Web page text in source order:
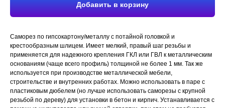
Добавить в корзину
Саморез по гипсокартону/металлу с потайной головкой и
крестообразным шлицем. Имеет мелкий, правый шаг резьбы и
применяется для надежного крепления ГКЛ или ГВЛ к металлическим
основаниям (чаще всего профиль) толщиной не более 1 мм. Так же
используется при производстве металлической мебели,
строительстве и внутренних работах. Можно использовать в паре с
пластиковым дюбелем (но лучше использовать саморезы с крупной
резьбой по дереву) для установки в бетон и кирпич. Устанавливается с